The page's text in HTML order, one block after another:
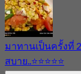
มาทานเป็นครั้งที่
สบาย..⭐⭐⭐⭐⭐